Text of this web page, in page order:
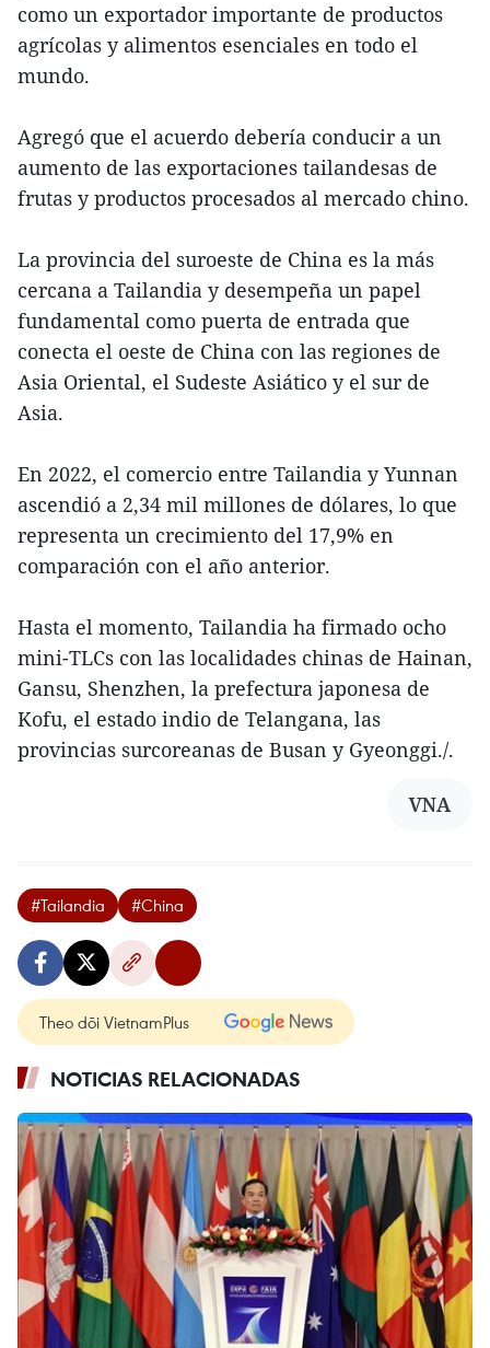
como un exportador importante de productos
agrícolas y alimentos esenciales en todo el
mundo.
Agregó que el acuerdo debería conducir a un
aumento de las exportaciones tailandesas de
frutas y productos procesados al mercado chino.
La provincia del suroeste de China es la más
cercana a Tailandia y desempeña un papel
fundamental como puerta de entrada que
conecta el oeste de China con las regiones de
Asia Oriental, el Sudeste Asiático y el sur de
Asia.
En 2022, el comercio entre Tailandia y Yunnan
ascendió a 2,34 mil millones de dólares, lo que
representa un crecimiento del 17,9% en
comparación con el año anterior.
Hasta el momento, Tailandia ha firmado ocho
mini-TLCs con las localidades chinas de Hainan,
Gansu, Shenzhen, la prefectura japonesa de
Kofu, el estado indio de Telangana, las
provincias surcoreanas de Busan y Gyeonggi./.
VNA
#Tailandia #China
Theo dõi VietnamPlus
NOTICIAS RELACIONADAS